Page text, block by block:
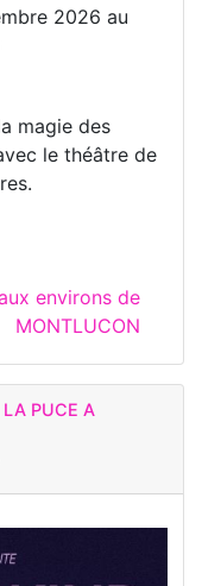
2026 au
magie des
le théâtre de
environs de
MONTLUCON
LA PUCE A